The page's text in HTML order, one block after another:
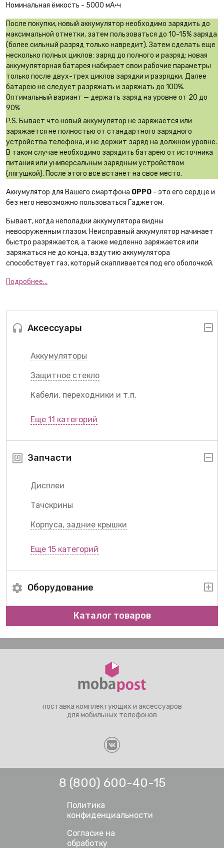
Аксессуары
Аккумуляторы
Защитное стекло
Кабели, переходники и т.п.
Еще 11 категорий
Запчасти
Дисплеи
Тачскрины
Корпуса, задние крышки
Еще 15 категорий
Оборудование
Каталог товаров
Номинальная ёмкость - 5000 мА·ч
После покупки, новый аккумулятор необходимо зарядить до
максимальной отметки, затем пользоваться до 10-15% заряда
(более сильный разряд только навредит). Затем сделать еще
несколько полных циклов: заряд до полного и разряд: новая
аккумуляторная батарея набирает свои рабочие параметры
только после двух-трех циклов зарядки и разрядки. Далее
батарею не следует разряжать и заряжать до 100%.
Оптимальный вариант — держать заряд на уровне от 20 до
90%
P.S. Бывает что новый аккумулятор не заряжается или
заряжается не полностью от стандартного зарядного
устройства телефона, и не держит заряд на должном уровне.
В таком случае необходимо зарядить батарею от источника
питания или универсальным зарядным устройством
(лягушкой). После этого все встанет на свое место.
Аккумулятор для Вашего смартфона OPPO - это его сердце и
без него невозможно пользоваться Гаджетом.
Бывает, когда неполадки аккумулятора видны
невооруженным глазом. Неисправный аккумулятор начинает
быстро разряжается, а также медленно заряжается или
заряжаться не до конца, вздутию аккумулятора
способствует газ, который скапливается под его оболочкой.
Подробнее...
поставка комплектующих и аксессуаров
для мобильных телефонов
8 (800) 600-40-15
Политика
конфиденциальности
Согласие на
обработку